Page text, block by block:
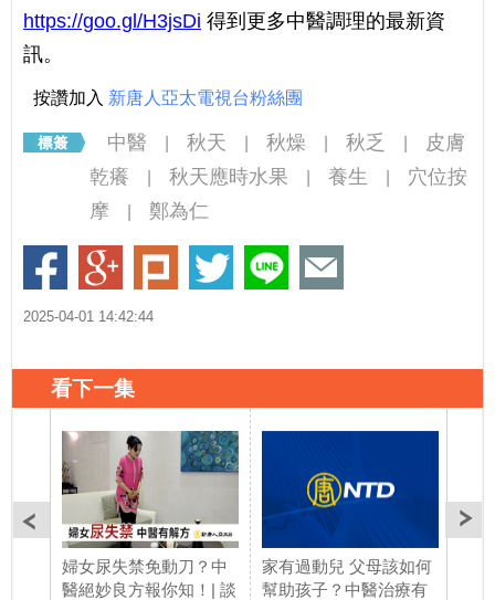
https://goo.gl/H3jsDi 得到更多中醫調理的最新資
訊。
按讚加入 新唐人亞太電視台粉絲團
中醫 秋天 秋燥 秋乏
皮膚
乾癢
秋天應時水果 養生
穴位按
摩
鄭為仁
2025-04-01 14:42:44
看下一集
婦女尿失禁免動刀？中
醫絕妙良方報你知！| 談
家有過動兒 父母該如何
幫助孩子？中醫治療有